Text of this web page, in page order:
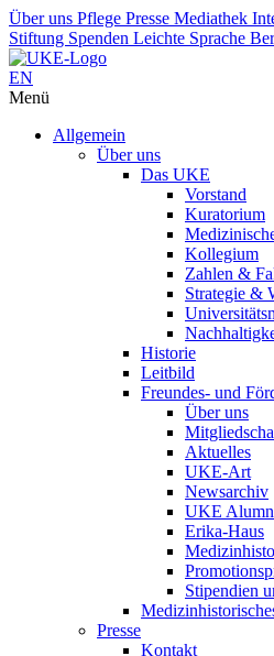
Über uns Pflege Presse Mediathek
Stiftung Spenden Leichte Sprache
EN
Menü
Allgemein
Über uns
Das UKE
Vorstand
Kuratorium
Kollegium
Zahlen &
Strategie &
Historie
Leitbild
Freundes- und
Über uns
Aktuelles
UKE-Art
Newsarchiv
UKE
Erika-Haus
Stipendien
Presse
Kontakt